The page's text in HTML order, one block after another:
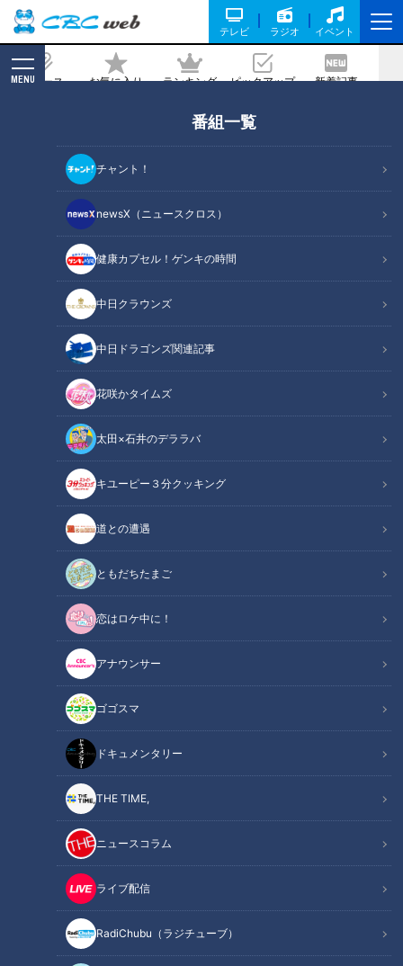
テレビ ラジオ イベント
ニュース お気に入り ランキング ピックアップ 新着記事
MENU
番組一覧
チャント！
newsX（ニュースクロス）
健康カプセル！ゲンキの時間
中日クラウンズ
中日ドラゴンズ関連記事
花咲かタイムズ
太田×石井のデララバ
キユーピー３分クッキング
道との遭遇
ともだちたまご
恋はロケ中に！
アナウンサー
ゴゴスマ
ドキュメンタリー
THE TIME,
ニュースコラム
ライブ配信
RadiChubu（ラジチューブ）
利した料理人に勝利した料理人が考案
「忍者キングダム」の伊勢うどんが無敵
記事に戻る
CBCテレビ『ちょい足し』
この記事の画像
この記事を見たあなたへのおすすめ